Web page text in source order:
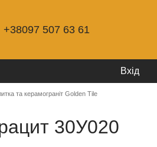
+38097 507 63 61
Вхід
та керамограніт Golden Tile
30У020